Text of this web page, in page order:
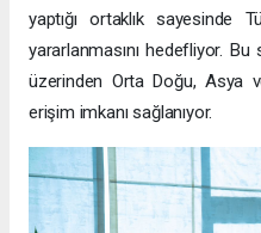
yaptığı ortaklık sayesinde
yararlanmasını hedefliyor.
üzerinden Orta Doğu, Asya
erişim imkanı sağlanıyor.